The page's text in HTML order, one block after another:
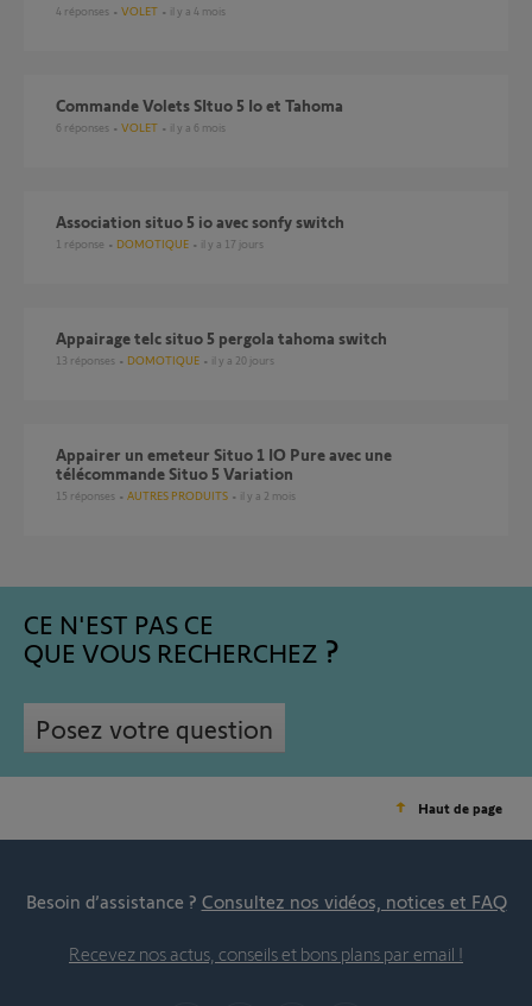
4 réponses VOLET il y a 4 mois
Commande Volets SItuo 5 Io et Tahoma
6 réponses VOLET il y a 6 mois
association situo 5 io avec sonfy switch
1 réponse DOMOTIQUE il y a 17 jours
Appairage telc situo 5 pergola tahoma switch
13 réponses DOMOTIQUE il y a 20 jours
Appairer un emeteur Situo 1 IO Pure avec une
télécommande Situo 5 Variation
15 réponses AUTRES PRODUITS il y a 2 mois
CE N'EST PAS CE
QUE VOUS RECHERCHEZ
Posez votre question
Haut de page
Besoin d’assistance ? Consultez nos vidéos, notices et FAQ
Recevez nos actus, conseils et bons plans par email !